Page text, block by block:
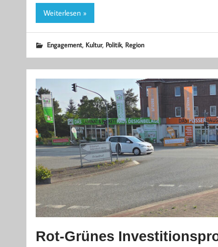
Weiterlesen »
Engagement, Kultur, Politik, Region
Rot-Grünes